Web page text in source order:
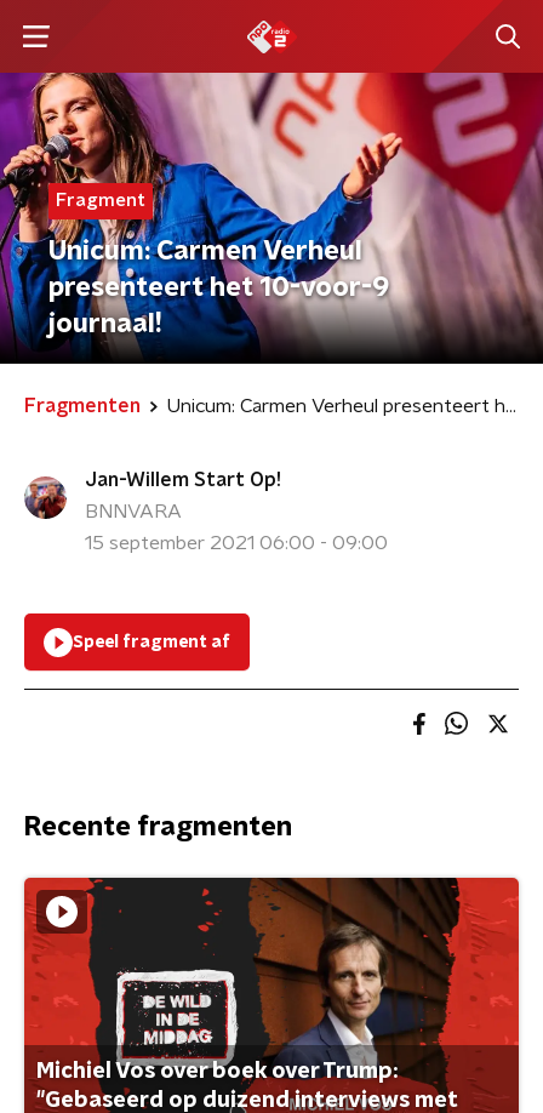
Fragment
Unicum: Carmen Verheul
presenteert het 10-voor-9
journaal!
Fragmenten Unicum: Carmen Verheul presenteert het 10-voor-9 journaal!
Jan-Willem Start Op!
BNNVARA
15 september 2021 06:00 - 09:00
Speel fragment af
Recente fragmenten
Michiel Vos over boek over Trump:
"Gebaseerd op duizend interviews met